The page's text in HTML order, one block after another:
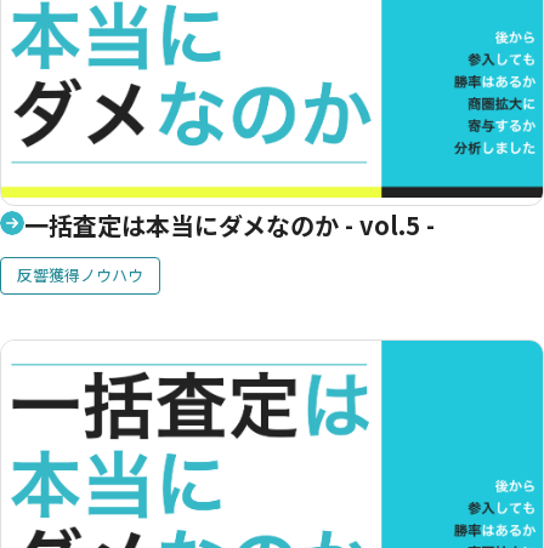
一括査定は本当にダメなのか - vol.5 -
反響獲得ノウハウ